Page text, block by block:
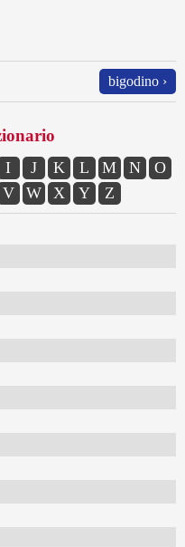
bigodino ›
I J K L M N
O
V W X Y Z